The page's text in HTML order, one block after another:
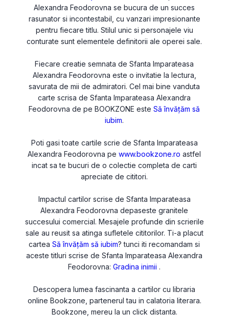
Alexandra Feodorovna se bucura de un succes
rasunator si incontestabil, cu vanzari impresionante
pentru fiecare titlu. Stilul unic si personajele viu
conturate sunt elementele definitorii ale operei sale.
Fiecare creatie semnata de Sfanta Imparateasa
Alexandra Feodorovna este o invitatie la lectura,
savurata de mii de admiratori. Cel mai bine vanduta
carte scrisa de Sfanta Imparateasa Alexandra
Feodorovna de pe BOOKZONE esteSă învățăm să
iubim.
Poti gasi toate cartile scrie de Sfanta Imparateasa
Alexandra Feodorovna pewww.bookzone.ro astfel
incat sa te bucuri de o colectie completa de carti
apreciate de cititori.
Impactul cartilor scrise de Sfanta Imparateasa
Alexandra Feodorovna depaseste granitele
succesului comercial. Mesajele profunde din scrierile
sale au reusit sa atinga sufletele cititorilor. Ti-a placut
carteaSă învățăm să iubim? tunci iti recomandam si
aceste titluri scrise de Sfanta Imparateasa Alexandra
Feodorovna:Gradina inimii .
Descopera lumea fascinanta a cartilor cu libraria
online Bookzone, partenerul tau in calatoria literara.
Bookzone, mereu la un click distanta.